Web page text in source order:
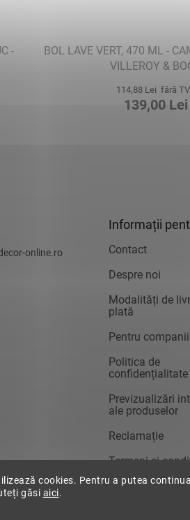
cookies. Pentru a putea
găsi aici.
-
BOL LAVE VERT, 470 ML -
VILLEROY &
114,88 Lei fără
139,00 Lei
online.ro
Informații
Contact
Despre noi
Modalități de
plată
Pentru companii
Politica de
confidențialitate
Previzualizări
ale produselor
Reclamație
Termeni și